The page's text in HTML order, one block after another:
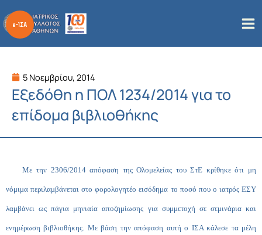
στο
περιεχόμενο
5 Νοεμβρίου, 2014
Εξεδόθη η ΠΟΛ 1234/2014 για το
επίδομα βιβλιοθήκης
Με την 2306/2014 απόφαση της Ολομελείας του ΣτΕ κρίθηκε ότι μη
νόμιμα περιλαμβάνεται στο φορολογητέο εισόδημα το ποσό που ο ιατρός ΕΣΥ
λαμβάνει ως πάγια μηνιαία αποζημίωσης για συμμετοχή σε σεμινάρια και
ενημέρωση βιβλιοθήκης. Με βάση την απόφαση αυτή ο ΙΣΑκάλεσε τα μέλη